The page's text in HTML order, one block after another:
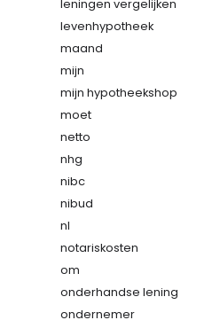
leningen vergelijken
levenhypotheek
maand
mijn
mijn hypotheekshop
moet
netto
nhg
nibc
nibud
nl
notariskosten
om
onderhandse lening
ondernemer